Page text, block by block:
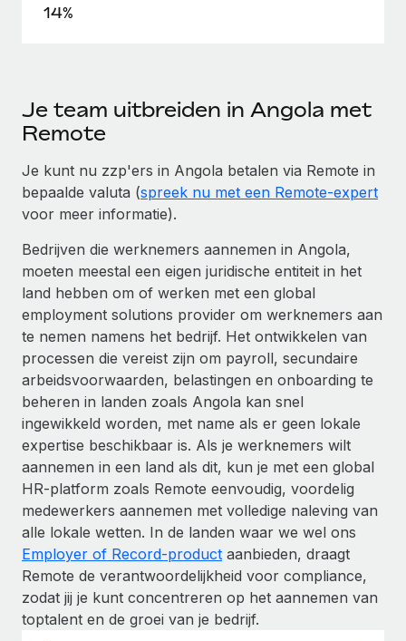
14%
Je team uitbreiden in Angola met
Remote
Je kunt nu zzp'ers in Angola betalen via Remote in
bepaalde valuta (spreek nu met een Remote-expert
voor meer informatie).
Bedrijven die werknemers aannemen in Angola,
moeten meestal een eigen juridische entiteit in het
land hebben om of werken met een global
employment solutions provider om werknemers aan
te nemen namens het bedrijf. Het ontwikkelen van
processen die vereist zijn om payroll, secundaire
arbeidsvoorwaarden, belastingen en onboarding te
beheren in landen zoals Angola kan snel
ingewikkeld worden, met name als er geen lokale
expertise beschikbaar is. Als je werknemers wilt
aannemen in een land als dit, kun je met een global
HR-platform zoals Remote eenvoudig, voordelig
medewerkers aannemen met volledige naleving van
alle lokale wetten. In de landen waar we wel ons
Employer of Record-product aanbieden, draagt
Remote de verantwoordelijkheid voor compliance,
zodat jij je kunt concentreren op het aannemen van
toptalent en de groei van je bedrijf.